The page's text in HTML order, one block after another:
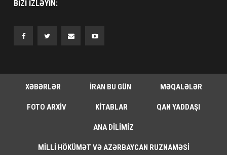
BIZI IZLƏYIN:
XƏBƏRLƏR İRAN BU GÜN MƏQALƏLƏR
FOTO ARXIV KITABLAR QAN YADDAŞI
ANA DILIMIZ
MILLI HÖKÜMƏT VƏ AZƏRBAYCAN RUZNAMƏSI